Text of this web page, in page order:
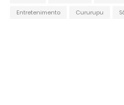
Entretenimento
Cururupu